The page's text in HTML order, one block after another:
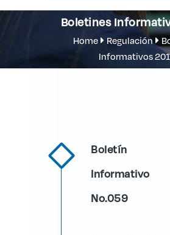
Boletines
Home Regulación
Informativos
Boletín
Informativo
No.059